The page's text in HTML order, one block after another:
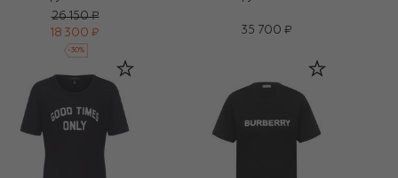
26 150 ₽
18 300 ₽
-30%
35 700 ₽